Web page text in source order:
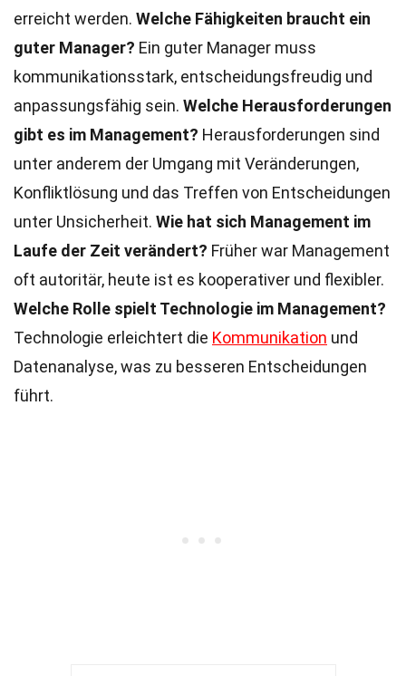
erreicht werden. Welche Fähigkeiten braucht ein
guter Manager? Ein guter Manager muss
kommunikationsstark, entscheidungsfreudig und
anpassungsfähig sein. Welche Herausforderungen
gibt es im Management? Herausforderungen sind
unter anderem der Umgang mit Veränderungen,
Konfliktlösung und das Treffen von Entscheidungen
unter Unsicherheit. Wie hat sich Management im
Laufe der Zeit verändert? Früher war Management
oft autoritär, heute ist es kooperativer und flexibler.
Welche Rolle spielt Technologie im Management?
Technologie erleichtert die Kommunikation und
Datenanalyse, was zu besseren Entscheidungen
führt.